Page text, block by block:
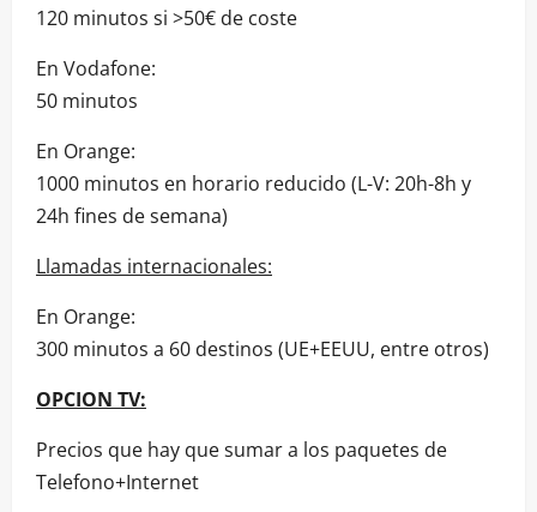
120 minutos si >50€ de coste
En Vodafone:
50 minutos
En Orange:
1000 minutos en horario reducido (L-V: 20h-8h y
24h fines de semana)
Llamadas internacionales:
En Orange:
300 minutos a 60 destinos (UE+EEUU, entre otros)
OPCION TV:
Precios que hay que sumar a los paquetes de
Telefono+Internet